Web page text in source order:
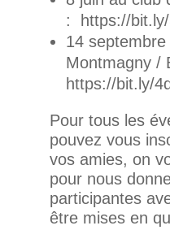
: https://
14
Montmagny /
https://bit.ly/
Pour tous les
pouvez vous
vos amies, on
pour nous
participantes
être mises en